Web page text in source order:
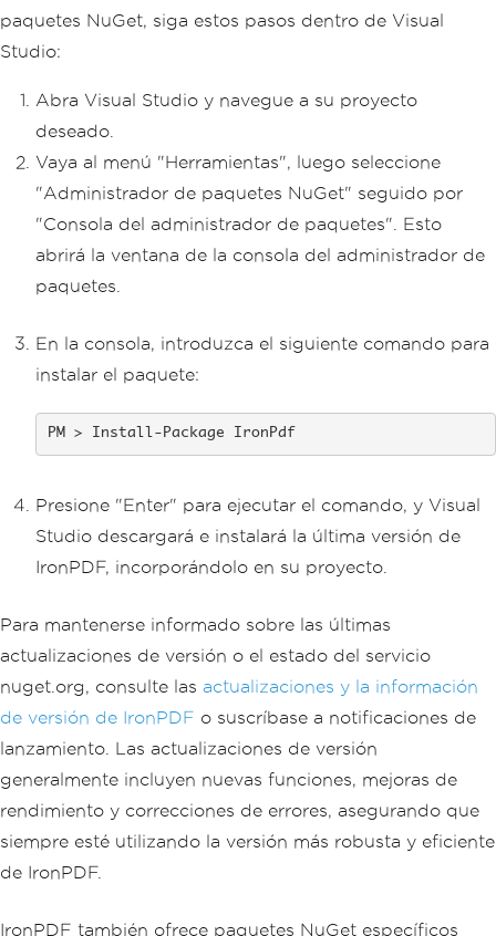
paquetes NuGet, siga estos pasos dentro de Visual
Studio:
Abra Visual Studio y navegue a su proyecto
deseado.
Vaya al menú "Herramientas", luego seleccione
"Administrador de paquetes NuGet" seguido por
"Consola del administrador de paquetes". Esto
abrirá la ventana de la consola del administrador de
paquetes.
En la consola, introduzca el siguiente comando para
instalar el paquete:
Install-Package IronPdf
Presione "Enter" para ejecutar el comando, y Visual
Studio descargará e instalará la última versión de
IronPDF, incorporándolo en su proyecto.
Para mantenerse informado sobre las últimas
actualizaciones de versión o el estado del servicio
nuget.org, consulte las actualizaciones y la información
de versión de IronPDF o suscríbase a notificaciones de
lanzamiento. Las actualizaciones de versión
generalmente incluyen nuevas funciones, mejoras de
rendimiento y correcciones de errores, asegurando que
siempre esté utilizando la versión más robusta y eficiente
de IronPDF.
IronPDF también ofrece paquetes NuGet específicos